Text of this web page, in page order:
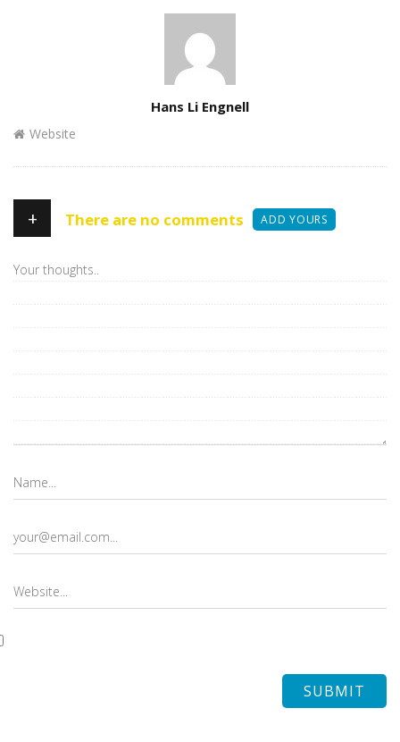
Hans Li Engnell
Website
+ There are no comments ADD YOURS